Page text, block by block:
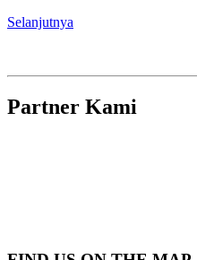
Selanjutnya
Partner Kami